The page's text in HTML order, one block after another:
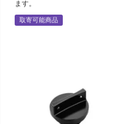
ます。
取寄可能商品